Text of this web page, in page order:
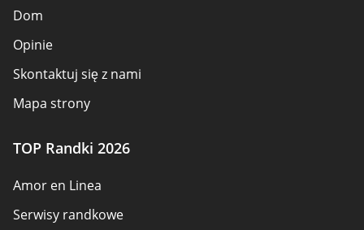
Dom
Opinie
Skontaktuj się z nami
Mapa strony
TOP Randki 2026
Amor en Linea
Serwisy randkowe